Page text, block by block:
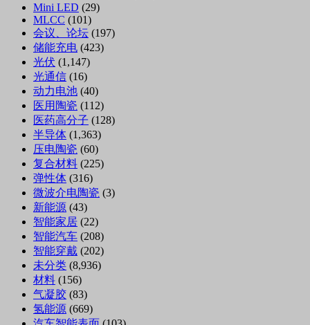
Mini LED (29)
MLCC (101)
会议、论坛 (197)
储能充电 (423)
光伏 (1,147)
光通信 (16)
动力电池 (40)
医用陶瓷 (112)
医药高分子 (128)
半导体 (1,363)
压电陶瓷 (60)
复合材料 (225)
弹性体 (316)
微波介电陶瓷 (3)
新能源 (43)
智能家居 (22)
智能汽车 (208)
智能穿戴 (202)
未分类 (8,936)
材料 (156)
气凝胶 (83)
氢能源 (669)